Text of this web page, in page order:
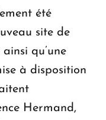
été
site de
ainsi qu’une
à disposition
Hermand,